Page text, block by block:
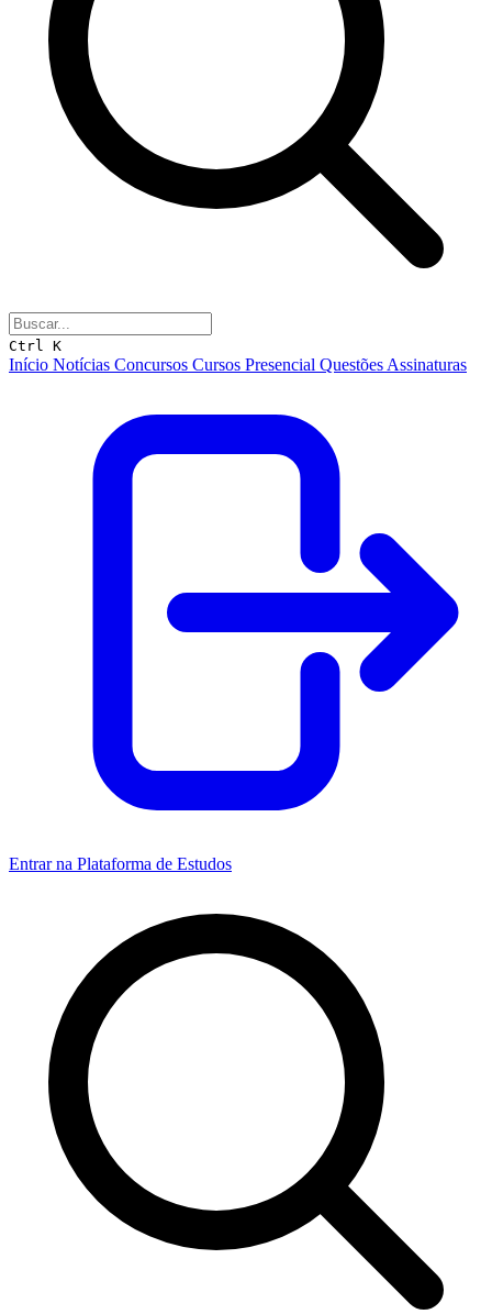
Ctrl K
Início Notícias Concursos Cursos Presencial Questões Assinaturas
Entrar na Plataforma de Estudos